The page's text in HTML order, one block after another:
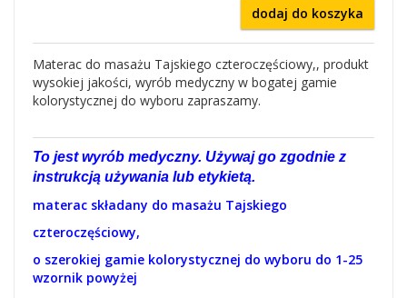
dodaj do koszyka
Materac do masażu Tajskiego czteroczęściowy,, produkt
wysokiej jakości, wyrób medyczny w bogatej gamie
kolorystycznej do wyboru zapraszamy.
To jest wyrób medyczny. Używaj go zgodnie z
instrukcją używania lub etykietą.
materac składany do masażu Tajskiego
czteroczęściowy,
o szerokiej gamie kolorystycznej do wyboru do 1-25
wzornik powyżej